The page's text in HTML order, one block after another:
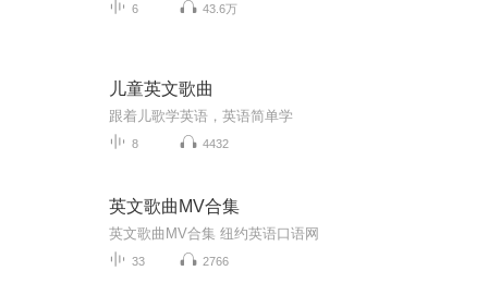
6 43.6万
儿童英文歌曲
跟着儿歌学英语，英语简单学
8 4432
英文歌曲MV合集
英文歌曲MV合集 纽约英语口语网
33 2766